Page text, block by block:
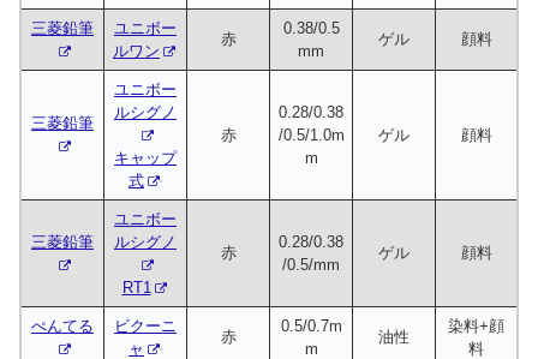
三菱鉛筆
ユニボー
ルワン
赤
0.38/0.5
mm
ゲル 顔料
三菱鉛筆
ユニボー
ルシグノ
キャップ
式
赤
0.28/0.38
/0.5/1.0m
m
ゲル 顔料
三菱鉛筆
ユニボー
ルシグノ
RT1
赤
0.28/0.38
/0.5/mm
ゲル 顔料
ぺんてる
ビクーニ
ャ
赤
0.5/0.7m
m
油性
染料+顔
料